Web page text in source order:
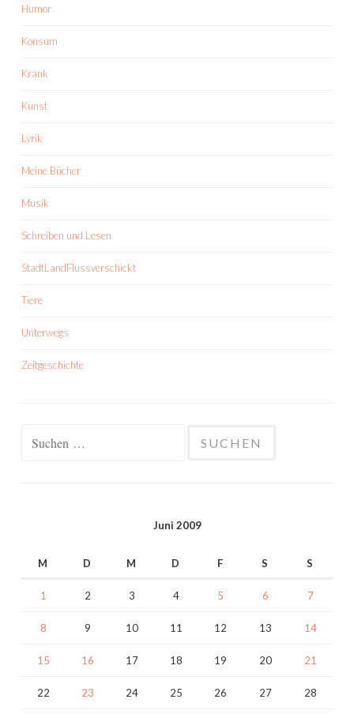
Humor
Konsum
Krank
Kunst
Lyrik
Meine Bücher
Musik
Schreiben und Lesen
StadtLandFlussverschickt
Tiere
Unterwegs
Zeitgeschichte
Juni 2009
M D M D F S S
1 2 3 4 5 6 7
8 9 10 11 12 13 14
15 16 17 18 19 20 21
22 23 24 25 26 27 28